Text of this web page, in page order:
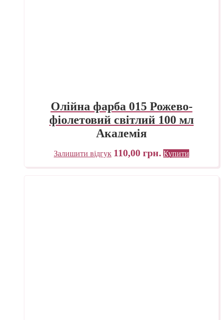
Олійна фарба 015 Рожево-
фіолетовий світлий 100 мл
Академія
Залишити відгук 110,00 грн. Купити